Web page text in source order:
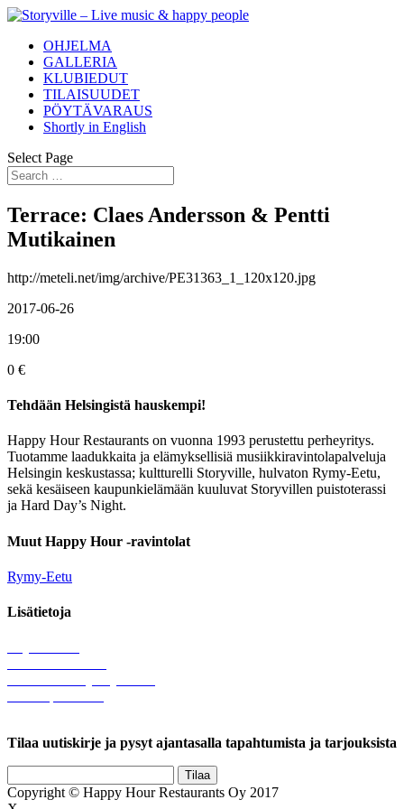
OHJELMA
GALLERIA
KLUBIEDUT
TILAISUUDET
PÖYTÄVARAUS
Shortly in English
Select Page
Terrace: Claes Andersson & Pentti
Mutikainen
http://meteli.net/img/archive/PE31363_1_120x120.jpg
2017-06-26
19:00
0 €
Tehdään Helsingistä hauskempi!
Happy Hour Restaurants on vuonna 1993 perustettu perheyritys.
Tuotamme laadukkaita ja elämyksellisiä musiikkiravintolapalveluja
Helsingin keskustassa; kultturelli Storyville, hulvaton Rymy-Eetu,
sekä kesäiseen kaupunkielämään kuuluvat Storyvillen puistoterassi
ja Hard Day’s Night.
Muut Happy Hour -ravintolat
Rymy-Eetu
Lisätietoja
Tilaa uutiskirje ja pysyt ajantasalla tapahtumista ja tarjouksista
Copyright © Happy Hour Restaurants Oy 2017